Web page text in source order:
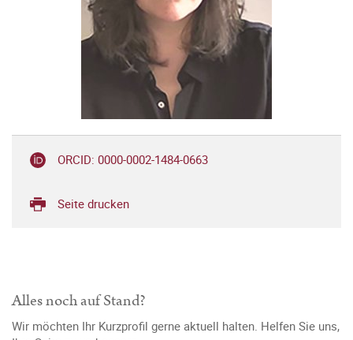
ORCID: 0000-0002-1484-0663
Seite drucken
Alles noch auf Stand?
Wir möchten Ihr Kurzprofil gerne aktuell halten. Helfen Sie uns,